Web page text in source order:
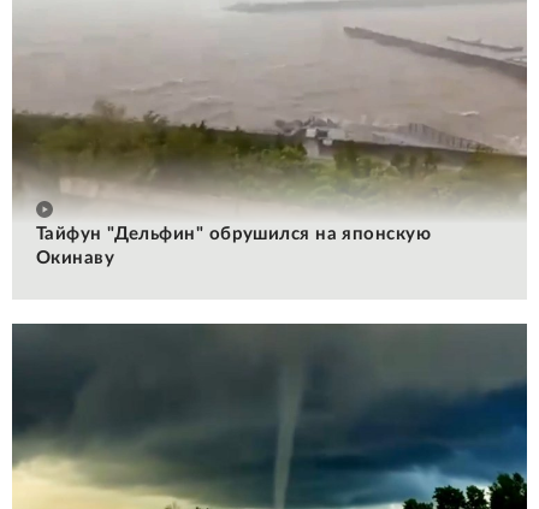
Тайфун "Дельфин" обрушился на японскую
Окинаву